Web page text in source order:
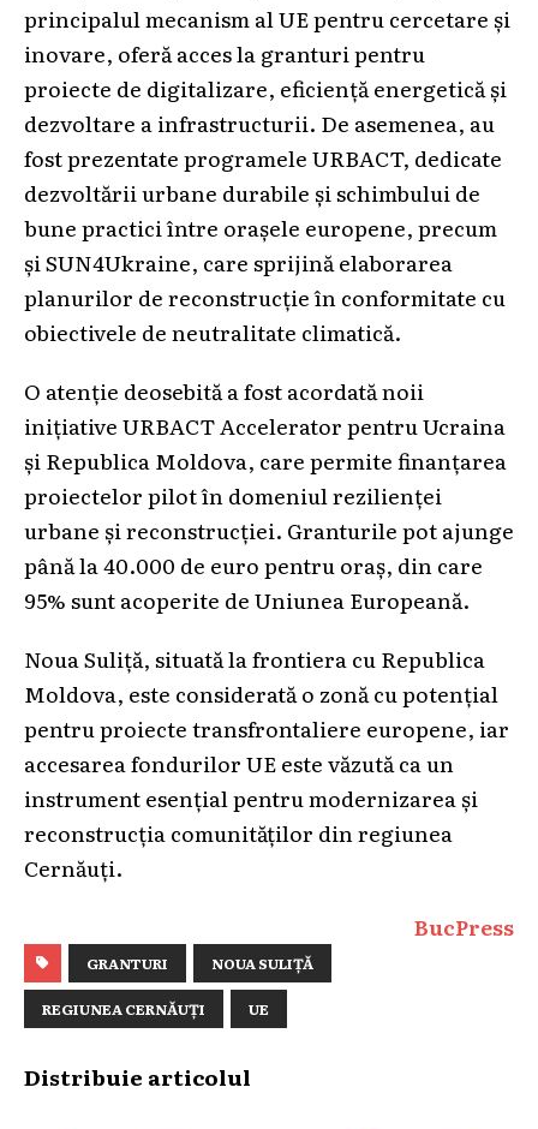
principalul mecanism al UE pentru cercetare și
inovare, oferă acces la granturi pentru
proiecte de digitalizare, eficiență energetică și
dezvoltare a infrastructurii. De asemenea, au
fost prezentate programele URBACT, dedicate
dezvoltării urbane durabile și schimbului de
bune practici între orașele europene, precum
și SUN4Ukraine, care sprijină elaborarea
planurilor de reconstrucție în conformitate cu
obiectivele de neutralitate climatică.
O atenție deosebită a fost acordată noii
inițiative URBACT Accelerator pentru Ucraina
și Republica Moldova, care permite finanțarea
proiectelor pilot în domeniul rezilienței
urbane și reconstrucției. Granturile pot ajunge
până la 40.000 de euro pentru oraș, din care
95% sunt acoperite de Uniunea Europeană.
Noua Suliță, situată la frontiera cu Republica
Moldova, este considerată o zonă cu potențial
pentru proiecte transfrontaliere europene, iar
accesarea fondurilor UE este văzută ca un
instrument esențial pentru modernizarea și
reconstrucția comunităților din regiunea
Cernăuți.
BucPress
GRANTURI NOUA SULIȚĂ
REGIUNEA CERNĂUȚI UE
Distribuie articolul